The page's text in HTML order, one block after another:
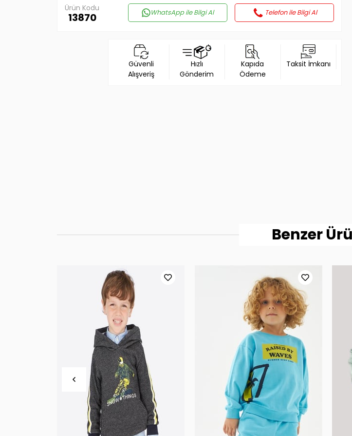
Ürün Kodu
13870 WhatsApp ile Bilgi Al Telefon ile Bilgi Al
Güvenli
Alışveriş
Hızlı
Gönderim
Kapıda
Ödeme
Taksit İmkanı
Benzer